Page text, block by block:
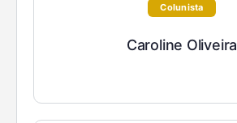
Colunista
Caroline Oliveira